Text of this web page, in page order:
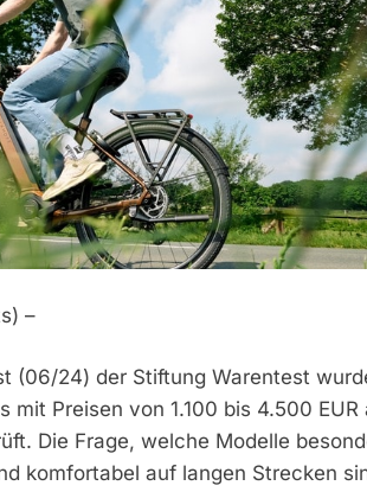
–
(06/24) der Stiftung Warentest
mit Preisen von 1.100 bis 4.500 EUR
Die Frage, welche Modelle
komfortabel auf langen Strecken